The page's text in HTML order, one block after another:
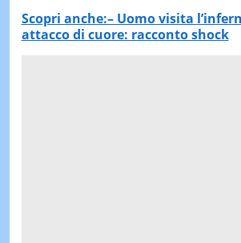
Scopri anche:– Uomo visita
attacco di cuore: racconto shock